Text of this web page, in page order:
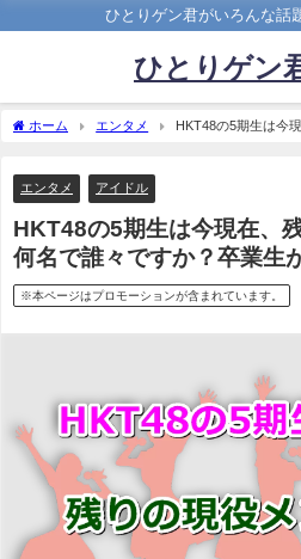
ひとりゲン君がいろんな話
ひとりゲン
ホーム エンタメ
HKT48の5期生は今
エンタメ アイドル
HKT48の5期生は今現在、
何名で誰々ですか？卒業生
※本ページはプロモーションが含まれています。